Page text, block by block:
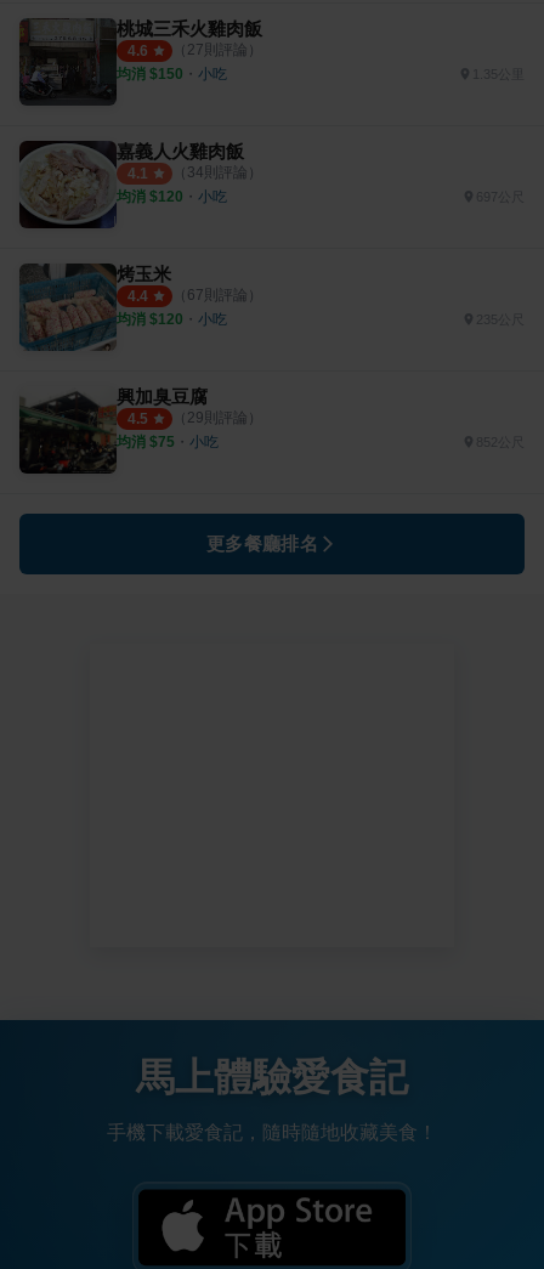
桃城三禾火雞肉飯
4.6 （ 27則評論）
均消 $150 ・ 小吃 1.35公里
嘉義人火雞肉飯
4.1 （ 34則評論）
均消 $120 ・ 小吃
烤玉米
4.4 （ 67則評論）
均消 $120 ・ 小吃 235公尺
興加臭豆腐
4.5 （ 29則評論）
均消 $75 ・ 小吃 852公尺
更多餐廳排名
馬上體驗愛食記
手機下載愛食記，隨時隨地收藏美食！